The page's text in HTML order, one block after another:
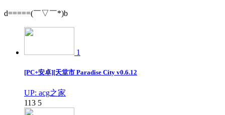
d=====(￣▽￣*)b
1
[PC+安卓][天堂市 Paradise City v0.6.12
UP: acg之家
113 5